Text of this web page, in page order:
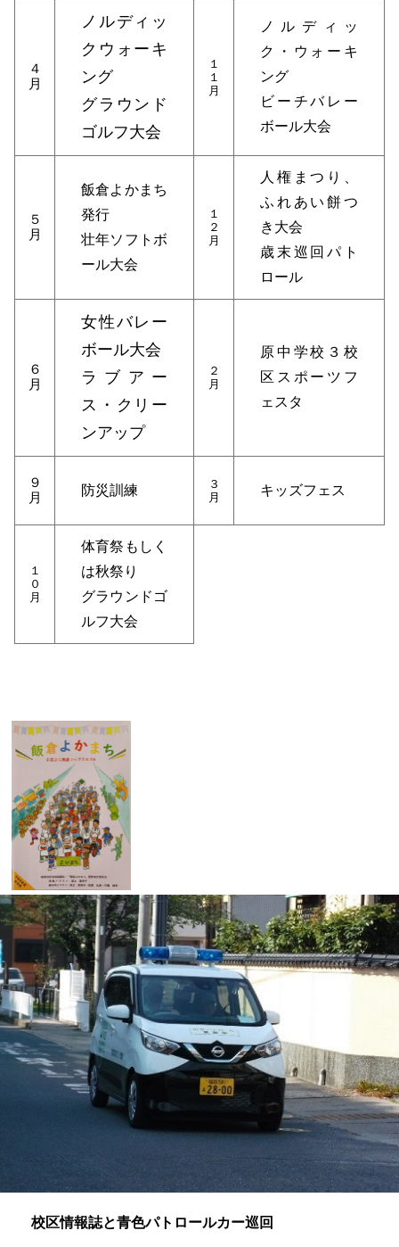
４
月
ノルディッ
クウォーキ
ング
グラウンド
ゴルフ大会
１
１
月
ノルディッ
ク・ウォーキ
ング
ビーチバレー
ボール大会
５
月
飯倉よかまち
発行
壮年ソフトボ
ール大会
１
２
月
人権まつり、
ふれあい餅つ
き大会
歳末巡回パト
ロール
６
月
女性バレー
ボール大会
ラブアー
ス・クリー
ンアップ
２
月
原中学校３校
区スポーツフ
ェスタ
９
月
防災訓練
３
月
キッズフェス
１
０
月
体育祭もしく
は秋祭り
グラウンドゴ
ルフ大会
校区情報誌と青色パトロールカー巡回